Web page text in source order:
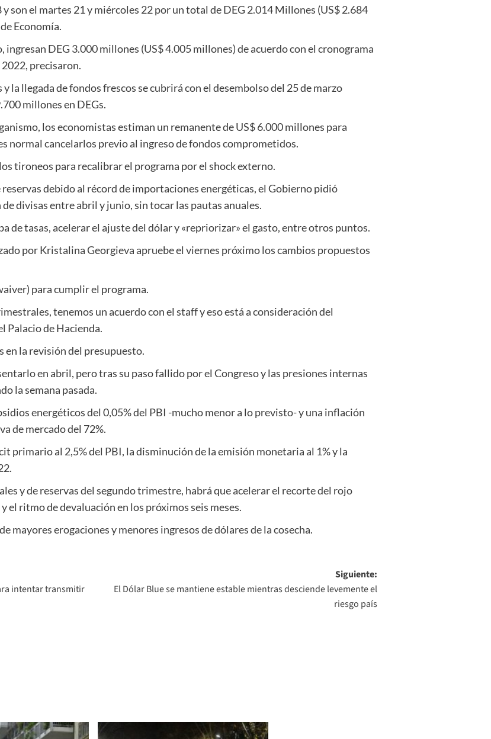
son el martes 21 y miércoles 22 por un total de DEG 2.014 Millones (US$ 2.684
Economía.
DEG 3.000 millones (US$ 4.005 millones) de acuerdo con el cronograma
precisaron.
la llegada de fondos frescos se cubrirá con el desembolso del 25 de marzo
millones en DEGs.
los economistas estiman un remanente de US$ 6.000 millones para
normal cancelarlos previo al ingreso de fondos comprometidos.
tironeos para recalibrar el programa por el shock externo.
debido al récord de importaciones energéticas, el Gobierno pidió
divisas entre abril y junio, sin tocar las pautas anuales.
de tasas, acelerar el ajuste del dólar y «repriorizar» el gasto, entre otros puntos.
por Kristalina Georgieva apruebe el viernes próximo los cambios propuestos
para cumplir el programa.
tenemos un acuerdo con el staff y eso está a consideración del
Palacio de Hacienda.
en la revisión del presupuesto.
en abril, pero tras su paso fallido por el Congreso y las presiones internas
la semana pasada.
energéticos del 0,05% del PBI -mucho menor a lo previsto- y una inflación
de mercado del 72%.
primario al 2,5% del PBI, la disminución de la emisión monetaria al 1% y la
y de reservas del segundo trimestre, habrá que acelerar el recorte del rojo
el ritmo de devaluación en los próximos seis meses.
mayores erogaciones y menores ingresos de dólares de la cosecha.
intentar transmitir
Siguiente:
El Dólar Blue se mantiene estable mientras desciende levemente el
riesgo país